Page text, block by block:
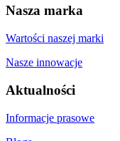
Nasza marka
Wartości naszej marki
Nasze innowacje
Aktualności
Informacje prasowe